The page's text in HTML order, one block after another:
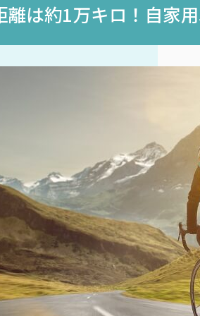
離は約1万キロ！自家